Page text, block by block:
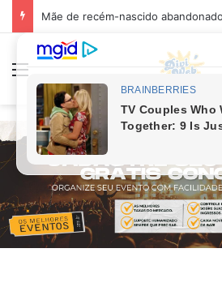
Menu